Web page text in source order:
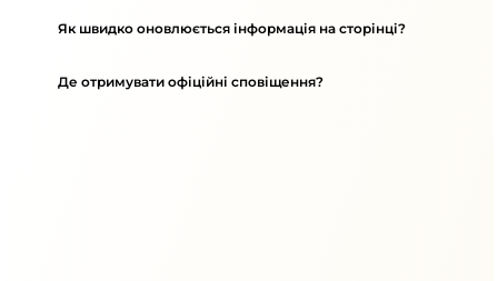
Як швидко оновлюється інформація на сторінці?
Де отримувати офіційні сповіщення?